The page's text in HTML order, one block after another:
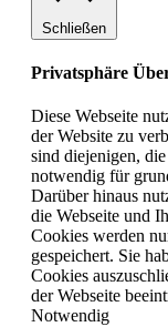
Schließen
Privatsphäre
Diese Webseite
der Website zu
sind diejenigen,
notwendig für
Darüber hinaus
die Webseite und
Cookies werden
gespeichert. Sie
Cookies
der Webseite
Notwendig